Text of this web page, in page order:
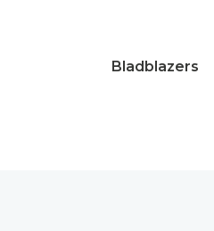
Bladblazers